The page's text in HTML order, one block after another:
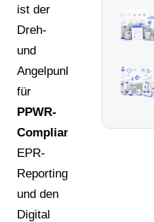
ist der
Dreh-
und
Angelpunkt
für
PPWR-
Compliance
EPR-
Reporting
und den
Digital